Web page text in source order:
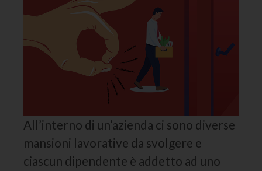
All’interno di un’azienda ci sono diverse
mansioni lavorative da svolgere e
ciascun dipendente è addetto ad uno